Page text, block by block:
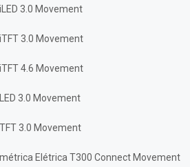
3.0 Movement
3.0 Movement
4.6 Movement
3.0 Movement
3.0 Movement
Elétrica T300 Connect Movement